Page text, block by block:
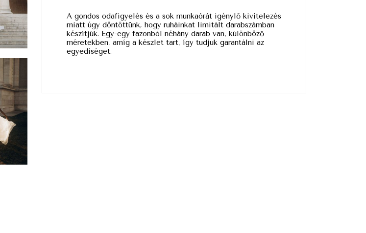
A gondos odafigyelés és a sok munkaórát igénylő kivitelezés
miatt úgy döntöttünk, hogy ruháinkat limitált darabszámban
készítjük. Egy-egy fazonból néhány darab van, különböző
méretekben, amíg a készlet tart, így tudjuk garantálni az
egyediséget.